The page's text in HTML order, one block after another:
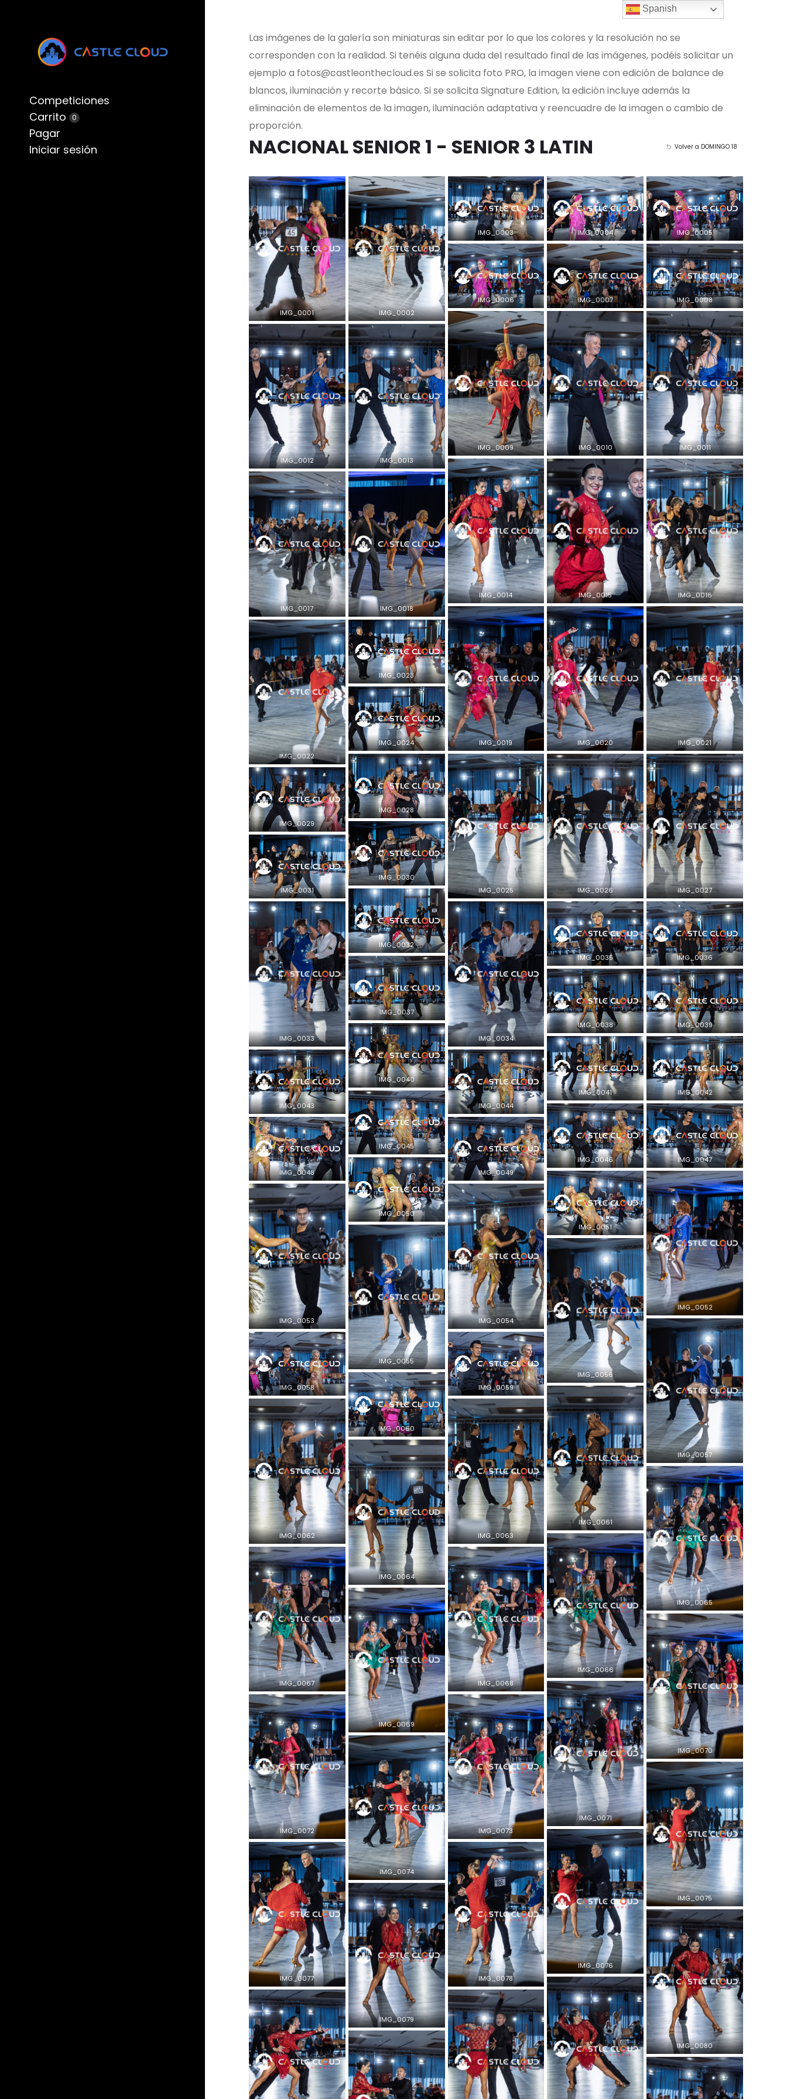
Competiciones
Carrito
0
Pagar
Iniciar sesión
Las imágenes de la galería son miniaturas sin editar por lo que los colores y la resolución no se
corresponden con la realidad. Si tenéis alguna duda del resultado final de las imágenes, podéis solicitar un
ejemplo a fotos@castleonthecloud.es Si se solicita foto PRO, la imagen viene con edición de balance de
blancos, iluminación y recorte básico. Si se solicita Signature Edition, la edición incluye además la
eliminación de elementos de la imagen, iluminación adaptativa y reencuadre de la imagen o cambio de
proporción.
NACIONAL SENIOR 1 - SENIOR 3 LATIN Volver a DOMINGO 18
IMG_0001 IMG_0002
IMG_0003 IMG_0004 IMG_0005
IMG_0006 IMG_0007 IMG_0008
IMG_0009 IMG_0010
IMG_0011
IMG_0012
IMG_0013
IMG_0014 IMG_0015
IMG_0016
IMG_0017
IMG_0018
IMG_0019 IMG_0020
IMG_0021
IMG_0022
IMG_0023
IMG_0024
IMG_0025 IMG_0026 IMG_0027
IMG_0028
IMG_0029
IMG_0030
IMG_0031
IMG_0032
IMG_0033 IMG_0034
IMG_0035 IMG_0036
IMG_0037
IMG_0038
IMG_0039
IMG_0040
IMG_0041
IMG_0042
IMG_0043
IMG_0044
IMG_0045
IMG_0046
IMG_0047
IMG_0048
IMG_0049
IMG_0050
IMG_0051
IMG_0052
IMG_0053
IMG_0054
IMG_0055
IMG_0056
IMG_0057
IMG_0058 IMG_0059
IMG_0060
IMG_0061
IMG_0062
IMG_0063
IMG_0064
IMG_0065
IMG_0066
IMG_0067
IMG_0068
IMG_0069
IMG_0070
IMG_0071
IMG_0072
IMG_0073
IMG_0074
IMG_0075
IMG_0076
IMG_0077
IMG_0078
IMG_0079
IMG_0080
Spanish